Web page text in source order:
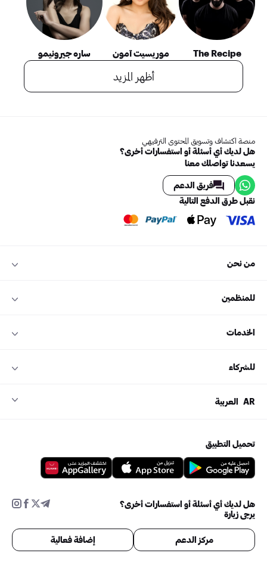
The Recipe موريسيت آمون ساره جيرونيمو
أظهر المزيد
منصة اكتشاف وتسويق المحتوى الترفيهي
هل لديك أي أسئلة أو استفسارات أخرى؟
يسعدنا تواصلك معنا
فريق الدعم
نقبل طرق الدفع التالية
من نحن
للمنظمين
الخدمات
للشركاء
AR العربية
تحميل التطبيق
هل لديك أي أسئلة أو استفسارات أخرى؟
يرجى زيارة
مركز الدعم إضافة فعالية